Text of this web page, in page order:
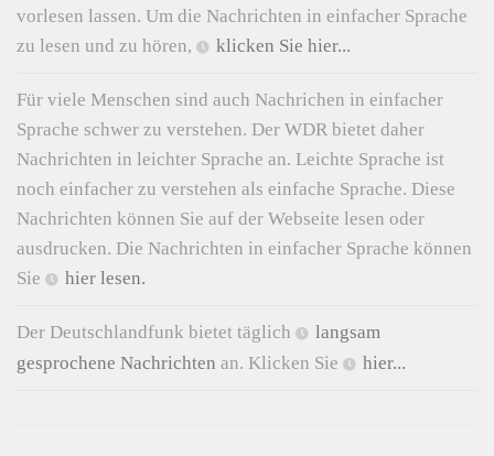
vorlesen lassen. Um die Nachrichten in einfacher Sprache
zu lesen und zu hören,
klicken Sie hier...
Für viele Menschen sind auch Nachrichen in einfacher
Sprache schwer zu verstehen. Der WDR bietet daher
Nachrichten in leichter Sprache an. Leichte Sprache ist
noch einfacher zu verstehen als einfache Sprache. Diese
Nachrichten können Sie auf der Webseite lesen oder
ausdrucken. Die Nachrichten in einfacher Sprache können
Sie
hier lesen.
Der Deutschlandfunk bietet täglich
langsam
gesprochene Nachrichten an. Klicken Sie hier...